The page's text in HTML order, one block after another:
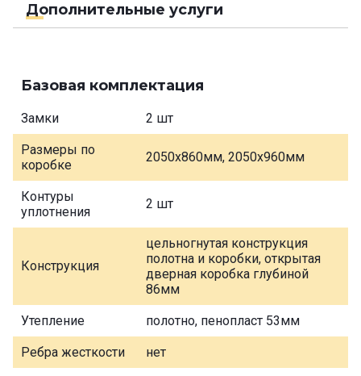
Дополнительные услуги
Базовая комплектация
Замки 2 шт
Размеры по
коробке
2050х860мм, 2050х960мм
Контуры
уплотнения
2 шт
Конструкция
цельногнутая конструкция
полотна и коробки, открытая
дверная коробка глубиной
86мм
Утепление полотно, пенопласт 53мм
Ребра жесткости нет